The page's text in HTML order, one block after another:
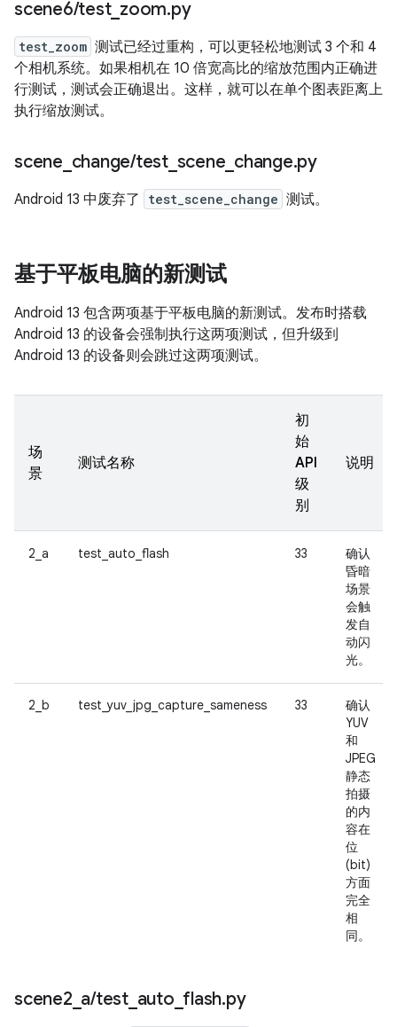
scene6/test_ zoom.py
test_zoom 测试已经过重构，可以更轻松地测试 3 个和 4
个相机系统。如果相机在 10 倍宽高比的缩放范围内正确进
行测试，测试会正确退出。这样，就可以在单个图表距离上
执行缩放测试。
scene change/test_ scene change.py
Android 13 中废弃了 test_scene_change 测试。
基于平板电脑的新测试
Android 13 包含两项基于平板电脑的新测试。发布时搭载
Android 13 的设备会强制执行这两项测试，但升级到
Android 13 的设备则会跳过这两项测试。
场
景
测试名称
初
始
API
级
别
说明
2_a test_auto_flash 33
确认
昏暗
场景
会触
发自
动闪
光。
2_b test_yuv_jpg_capture_sameness 33
确认
YUV
和
JPEG
静态
拍摄
的内
容在
位
(bit)
方面
完全
相
同。
scene2 a/test_ auto flash.py